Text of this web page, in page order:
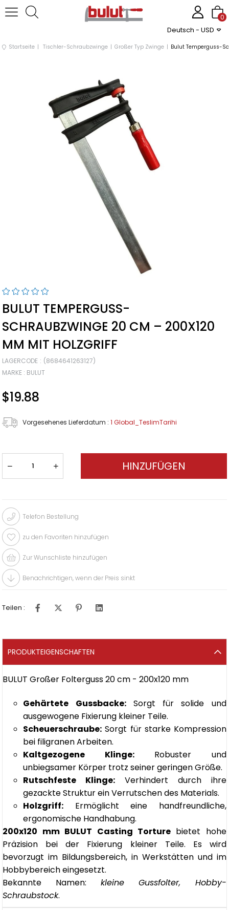
Deutsch - USD
0
Startseite Tischler-Schraubzwinge Großer Typ Zwinge Bulut Temperguss-
BULUT TEMPERGUSS-
SCHRAUBZWINGE 20 CM – 200X120
MM MIT HOLZGRIFF
LAGERCODE
(8684641263127)
MARKE : BULUT
$19.88
Vorgesehenes Lieferdatum : 1 Global_TeslimTarihi
Telefon Bestellung
zu den Favoriten hinzufügen
Zur Wunschliste hinzufügen
Benachrichtigen, wenn der Preis sinkt
Teilen :
PRODUKTEIGENSCHAFTEN
BULUT Großer Folterguss 20 cm - 200x120 mm
Gehärtete Gussbacke:Sorgt für solide und
ausgewogene Fixierung kleiner Teile.
Scheuerschraube: Sorgt für starke Kompression
bei filigranen Arbeiten.
Kaltgezogene Klinge:Robuster und
unbiegsamer Körper trotz seiner geringen Größe.
Rutschfeste Klinge: Verhindert durch ihre
gezackte Struktur ein Verrutschen des Materials.
Holzgriff: Ermöglicht eine handfreundliche,
ergonomische Handhabung.
200x120 mm BULUT Casting Torturebietet hohe
Präzision bei der Fixierung kleiner Teile. Es wird
bevorzugt im Bildungsbereich, in Werkstätten und im
Hobbybereich eingesetzt.
Bekannte Namen: kleine Gussfolter, Hobby-
Schraubstock.